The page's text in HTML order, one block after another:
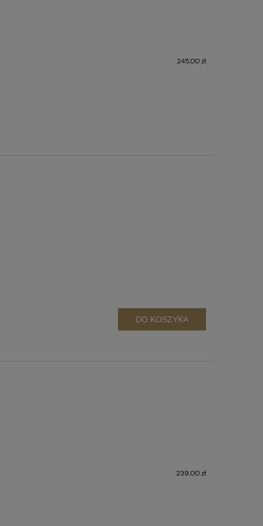
245,00 zł
DO KOSZYKA
239,00 zł